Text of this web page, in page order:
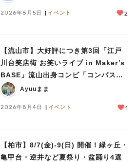
2026年8月5日 イベント 2
【流山市】大好評につき第3回「江戸
川台笑店街 お笑いライブ in Maker’s
BASE」流山出身コンビ「コンパス」
も登場！8/23（日）
Ayuuまま
2026年8月4日 イベント 1
【柏市】8/7(金)‐9(日) 開催！緑ヶ丘・
亀甲台・逆井など夏祭り・盆踊り4選